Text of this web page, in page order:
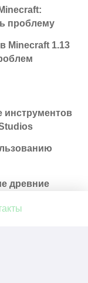
проблему
Minecraft 1.13
инструментов
древние